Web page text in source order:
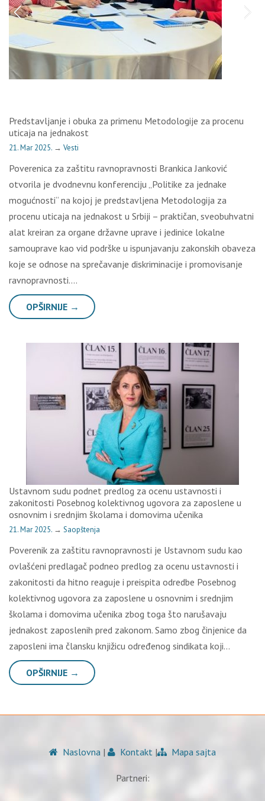
Predstavljanje i obuka za primenu Metodologije za procenu
uticaja na jednakost
21. Mar 2025. → Vesti
Poverenica za zaštitu ravnopravnosti Brankica Janković
otvorila je dvodnevnu konferenciju „Politike za jednake
mogućnosti“ na kojoj je predstavljena Metodologija za
procenu uticaja na jednakost u Srbiji – praktičan, sveobuhvatni
alat kreiran za organe državne uprave i jedinice lokalne
samouprave kao vid podrške u ispunjavanju zakonskih obaveza
koje se odnose na sprečavanje diskriminacije i promovisanje
ravnopravnosti….
OPŠIRNIJE →
Ustavnom sudu podnet predlog za ocenu ustavnosti i
zakonitosti Posebnog kolektivnog ugovora za zaposlene u
osnovnim i srednjim školama i domovima učenika
21. Mar 2025. → Saopštenja
Poverenik za zaštitu ravnopravnosti je Ustavnom sudu kao
ovlašćeni predlagač podneo predlog za ocenu ustavnosti i
zakonitosti da hitno reaguje i preispita odredbe Posebnog
kolektivnog ugovora za zaposlene u osnovnim i srednjim
školama i domovima učenika zbog toga što narušavaju
jednakost zaposlenih pred zakonom. Samo zbog činjenice da
zaposleni ima člansku knjižicu određenog sindikata koji…
OPŠIRNIJE →
Naslovna | Kontakt | Mapa sajta
Partneri: